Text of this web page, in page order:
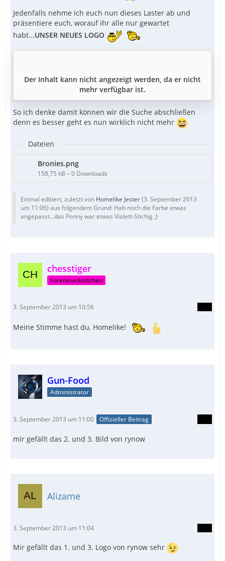
Jedenfalls nehme ich euch nun dieses Laster ab und
präsentiere euch, worauf ihr alle nur gewartet
habt...UNSER NEUES LOGO
Der Inhalt kann nicht angezeigt werden, da er nicht
mehr verfügbar ist.
So ich denke damit können wir die Suche abschließen
denn es besser geht es nun wirklich nicht mehr
Dateien
Bronies.png
158,75 kB – 0 Downloads
Einmal editiert, zuletzt von Homelike Jester(3. September 2013
um 11:06) aus folgendem Grund: Hab noch die Farbe etwas
angepasst...das Ponny war etwas Violett-Stichig ;)
chesstiger
Forenmaskottchen
3. September 2013 um 10:56
Meine Stimme hast du, Homelike!
Gun-Food
Administrator
3. September 2013 um 11:00 Offizieller Beitrag
mir gefällt das 2. und 3. Bild von rynow
Alizame
3. September 2013 um 11:04
Mir gefällt das 1. und 3. Logo von rynow sehr